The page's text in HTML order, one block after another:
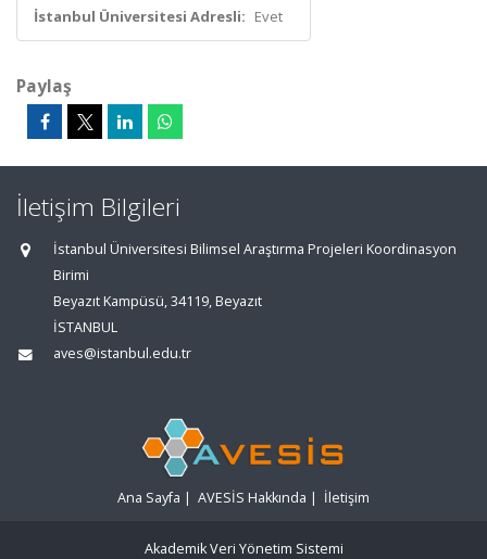
İstanbul Üniversitesi Adresli: Evet
Paylaş
İletişim Bilgileri
İstanbul Üniversitesi Bilimsel Araştırma Projeleri Koordinasyon
Birimi
Beyazıt Kampüsü, 34119, Beyazıt
İSTANBUL
aves@istanbul.edu.tr
Ana Sayfa | AVESİS Hakkında | İletişim
Akademik Veri Yönetim Sistemi